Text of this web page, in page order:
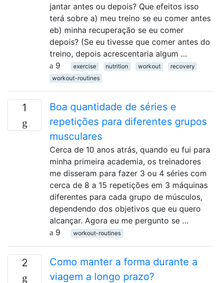
jantar antes ou depois? Que efeitos isso
terá sobre a) meu treino se eu comer antes
eb) minha recuperação se eu comer
depois? (Se eu tivesse que comer antes do
treino, depois acrescentaria algum …
9
exercise nutrition workout
recovery
workout-routines
1
Boa quantidade de séries e
repetições para diferentes grupos
musculares
Cerca de 10 anos atrás, quando eu fui para
minha primeira academia, os treinadores
me disseram para fazer 3 ou 4 séries com
cerca de 8 a 15 repetições em 3 máquinas
diferentes para cada grupo de músculos,
dependendo dos objetivos que eu quero
alcançar. Agora eu me pergunto se …
9
workout-routines
2
Como manter a forma durante a
viagem a longo prazo?